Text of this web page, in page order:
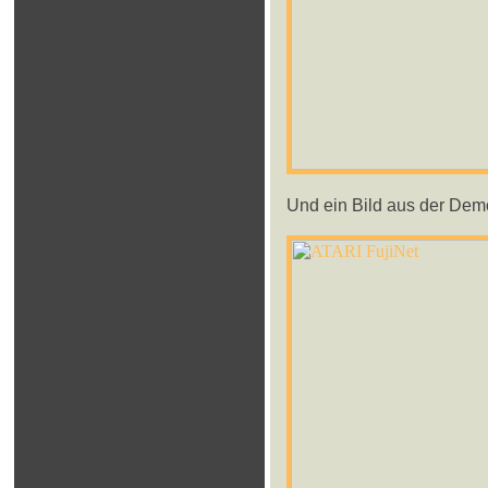
Und ein Bild aus der